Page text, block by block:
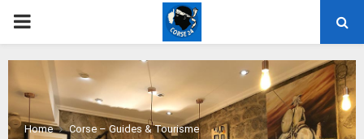
PRIMARY
MENU
Home
Corse – Guides & Tourisme